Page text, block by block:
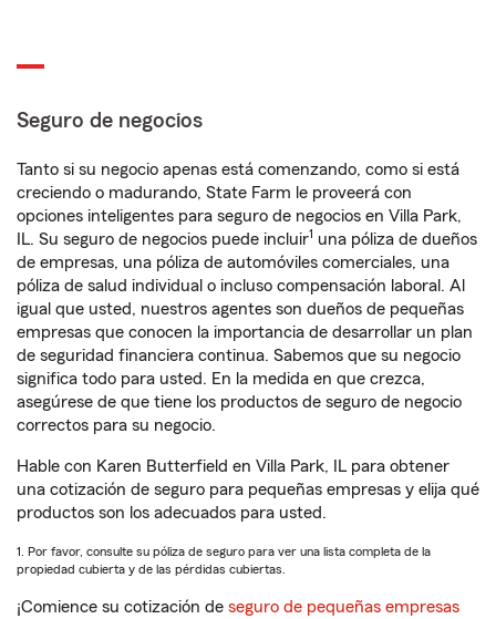
Seguro de negocios
Tanto si su negocio apenas está comenzando, como si está
creciendo o madurando, State Farm le proveerá con
opciones inteligentes para seguro de negocios en Villa Park,
IL. Su seguro de negocios puede incluir1 una póliza de dueños
de empresas, una póliza de automóviles comerciales, una
póliza de salud individual o incluso compensación laboral. Al
igual que usted, nuestros agentes son dueños de pequeñas
empresas que conocen la importancia de desarrollar un plan
de seguridad financiera continua. Sabemos que su negocio
significa todo para usted. En la medida en que crezca,
asegúrese de que tiene los productos de seguro de negocio
correctos para su negocio.
Hable con Karen Butterfield en Villa Park, IL para obtener
una cotización de seguro para pequeñas empresas y elija qué
productos son los adecuados para usted.
1. Por favor, consulte su póliza de seguro para ver una lista completa de la
propiedad cubierta y de las pérdidas cubiertas.
¡Comience su cotización de seguro de pequeñas empresas